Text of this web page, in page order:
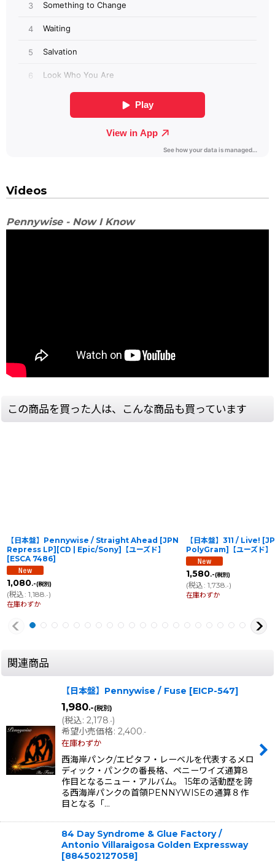
Videos
Pennywise - Now I Know
この商品を買った人は、こんな商品も買っています
【日本盤】Pennywise / Straight Ahead [JPN
Repress LP][CD | Epic/Sony]【ユーズド】
[ESCA 7486]
1,080.-(税別)
(税込: 1,188 .-)
在庫わずか
【日本盤】311 / Live!
PolyGram]【ユーズド】
1,580.-(税別)
(税込: 1,738 .-)
在庫わずか
関連商品
【日本盤】Pennywise / Fuse [EICP-547]
1,980.-(税別)
(税込: 2,178.-)
希望小売価格: 2,400.-
在庫わずか
西海岸パンク/エピタフ・レーベルを代表するメロ
ディック・パンクの番長格、ペニーワイズ通算8
作目となるニュー・アルバム。 15年の活動歴を誇
る西海岸パンクの首領PENNYWISEの通算８作
目となる「…
84 Day Syndrome & Glue Factory /
Antonio Villaraigosa Golden Expressway
[884502127058]